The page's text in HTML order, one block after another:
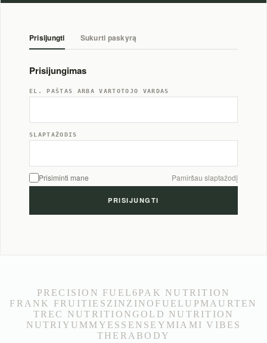
Prisijungti Sukurti paskyrą
Prisijungimas
EL. PAŠTAS ARBA VARTOTOJO VARDAS
SLAPTAŽODIS
Prisiminti mane Pamiršau slaptažodį
PRECISION FUEL 6PAK NUTRITION
FRANK FRUITIES ZINZINO FUELUP MAURTEN
TREC NUTRITIONGOLD NUTRITION
NUTRIYUMMY ESSENSEY MIAMI VIBES
THERABODY